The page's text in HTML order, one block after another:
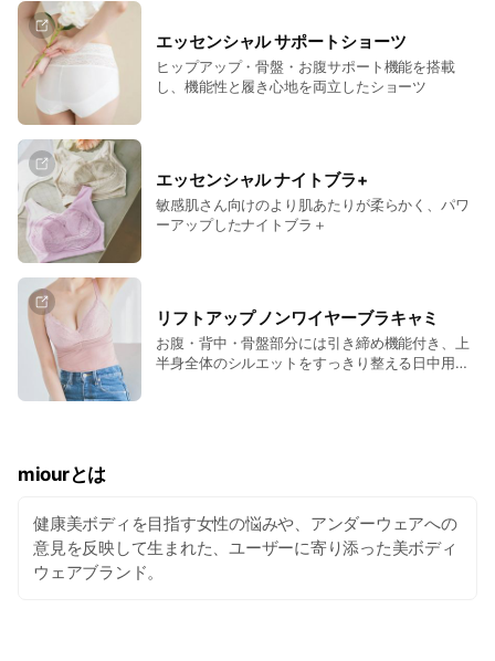
エッセンシャル サポートショーツ
ヒップアップ・骨盤・お腹サポート機能を搭載
し、機能性と履き心地を両立したショーツ
エッセンシャル ナイトブラ+
敏感肌さん向けのより肌あたりが柔らかく、パワ
ーアップしたナイトブラ＋
リフトアップ ノンワイヤーブラキャミ
お腹・背中・骨盤部分には引き締め機能付き、上
半身全体のシルエットをすっきり整える日中用ブ
miourとは
健康美ボディを目指す女性の悩みや、アンダーウェアへの
意見を反映して生まれた、ユーザーに寄り添った美ボディ
ウェアブランド。